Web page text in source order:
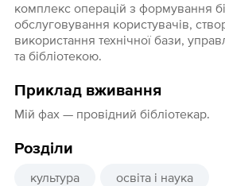
комплекс операцій з формування
обслуговування користувачів,
використання технічної бази,
та бібліотекою.
Приклад вживання
Мій фах — провідний бібліотекар.
Розділи
культура освіта і наука